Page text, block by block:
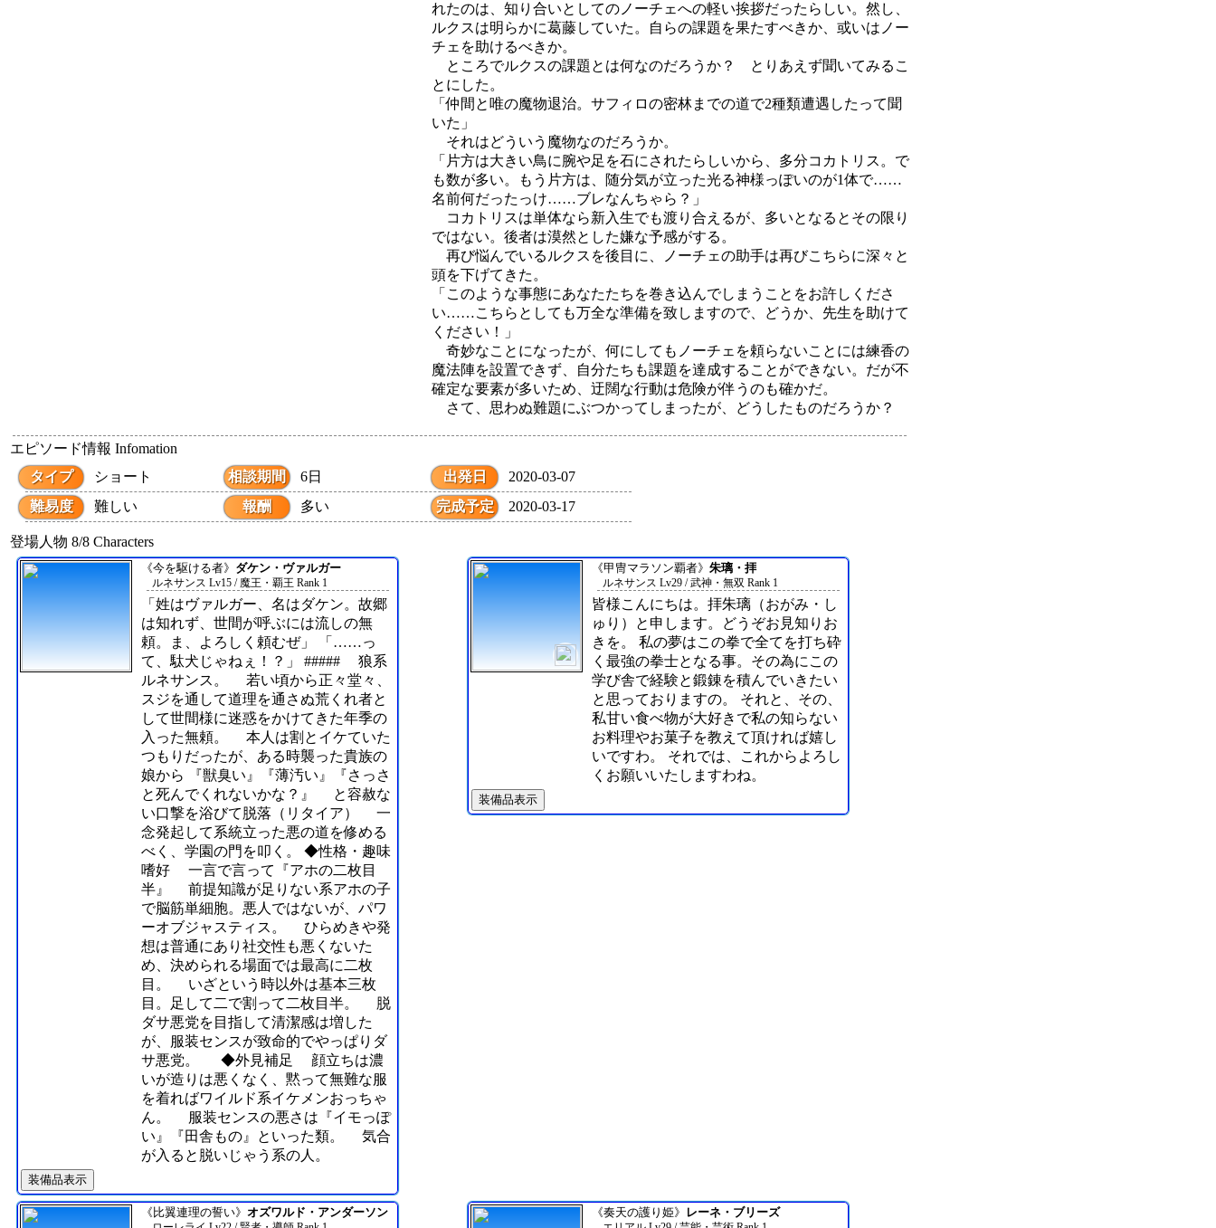
れたのは、知り合いとしてのノーチェへの軽い挨拶だったらしい。然し、
ルクスは明らかに葛藤していた。自らの課題を果たすべきか、或いはノー
チェを助けるべきか。
ところでルクスの課題とは何なのだろうか？ とりあえず聞いてみるこ
とにした。
「仲間と唯の魔物退治。サフィロの密林までの道で2種類遭遇したって聞
いた」
それはどういう魔物なのだろうか。
「片方は大きい鳥に腕や足を石にされたらしいから、多分コカトリス。で
も数が多い。もう片方は、随分気が立った光る神様っぽいのが1体で……
名前何だったっけ……ブレなんちゃら？」
コカトリスは単体なら新入生でも渡り合えるが、多いとなるとその限り
ではない。後者は漠然とした嫌な予感がする。
再び悩んでいるルクスを後目に、ノーチェの助手は再びこちらに深々と
頭を下げてきた。
「このような事態にあなたたちを巻き込んでしまうことをお許しくださ
い……こちらとしても万全な準備を致しますので、どうか、先生を助けて
ください！」
奇妙なことになったが、何にしてもノーチェを頼らないことには練香の
魔法陣を設置できず、自分たちも課題を達成することができない。だが不
確定な要素が多いため、迂闊な行動は危険が伴うのも確かだ。
さて、思わぬ難題にぶつかってしまったが、どうしたものだろうか？
エピソード情報 Infomation
タイプ
ショート 相談期間 6日 出発日
2020-03-07
難易度
難しい 報酬 多い 完成予定 2020-03-17
登場人物 8/8 Characters
《今を駆ける者》 ダケン・ヴァルガー
ルネサンス Lv15 / 魔王・覇王 Rank 1
「姓はヴァルガー、名はダケン。故郷
は知れず、世間が呼ぶには流しの無
頼。ま、よろしく頼むぜ」 「……っ
て、駄犬じゃねぇ！？」 ##### 狼系
ルネサンス。 若い頃から正々堂々、
スジを通して道理を通さぬ荒くれ者と
して世間様に迷惑をかけてきた年季の
入った無頼。 本人は割とイケていた
つもりだったが、ある時襲った貴族の
娘から 『獣臭い』『薄汚い』『さっさ
と死んでくれないかな？』 と容赦な
い口撃を浴びて脱落（リタイア） 一
念発起して系統立った悪の道を修める
べく、学園の門を叩く。 ◆性格・趣味
嗜好 一言で言って『アホの二枚目
半』 前提知識が足りない系アホの子
で脳筋単細胞。悪人ではないが、パワ
ーオブジャスティス。 ひらめきや発
想は普通にあり社交性も悪くないた
め、決められる場面では最高に二枚
目。 いざという時以外は基本三枚
目。足して二で割って二枚目半。 脱
ダサ悪党を目指して清潔感は増した
が、服装センスが致命的でやっぱりダ
サ悪党。 ◆外見補足 顔立ちは濃
いが造りは悪くなく、黙って無難な服
を着ればワイルド系イケメンおっちゃ
ん。 服装センスの悪さは『イモっぽ
い』『田舎もの』といった類。 気合
が入ると脱いじゃう系の人。
装備品表示
《甲冑マラソン覇者》 朱璃・拝
ルネサンス Lv29 / 武神・無双 Rank 1
皆様こんにちは。拝朱璃（おがみ・し
ゅり）と申します。どうぞお見知りお
きを。 私の夢はこの拳で全てを打ち砕
く最強の拳士となる事。その為にこの
学び舎で経験と鍛錬を積んでいきたい
と思っておりますの。 それと、その、
私甘い食べ物が大好きで私の知らない
お料理やお菓子を教えて頂ければ嬉し
いですわ。 それでは、これからよろし
くお願いいたしますわね。
装備品表示
《比翼連理の誓い》 オズワルド・アンダーソン 《奏天の護り姫》 レーネ・ブリーズ